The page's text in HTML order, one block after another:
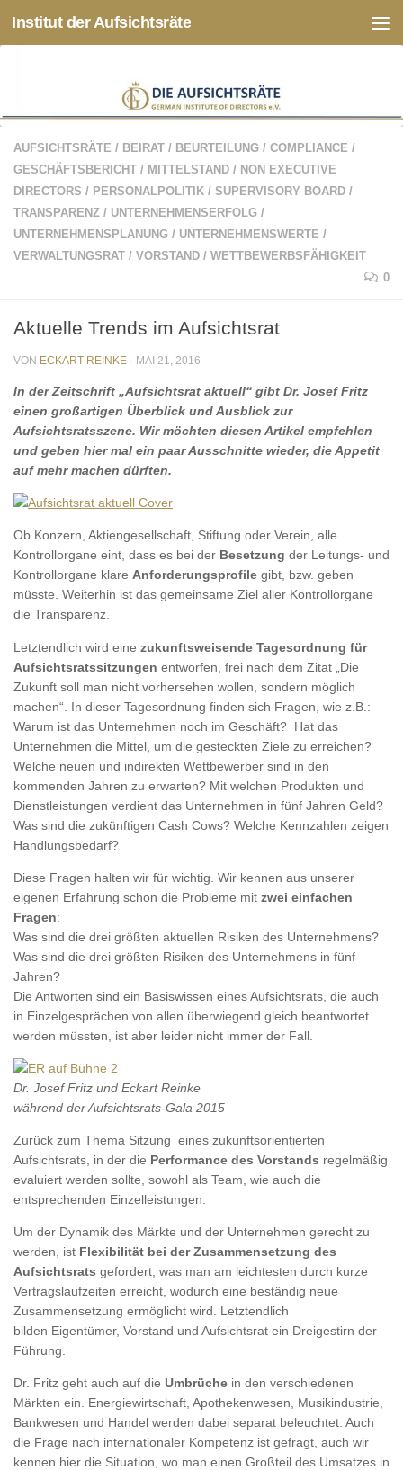
Zum Inhalt springen
Institut der Aufsichtsräte
AUFSICHTSRÄTE / BEIRAT / BEURTEILUNG / COMPLIANCE /
GESCHÄFTSBERICHT / MITTELSTAND / NON EXECUTIVE
DIRECTORS / PERSONALPOLITIK / SUPERVISORY BOARD /
TRANSPARENZ / UNTERNEHMENSERFOLG /
UNTERNEHMENSPLANUNG / UNTERNEHMENSWERTE /
VERWALTUNGSRAT / VORSTAND / WETTBEWERBSFÄHIGKEIT
0
Aktuelle Trends im Aufsichtsrat
VON ECKART REINKE · MAI 21, 2016
In der Zeitschrift „Aufsichtsrat aktuell“ gibt Dr. Josef Fritz
einen großartigen Überblick und Ausblick zur
Aufsichtsratsszene. Wir möchten diesen Artikel empfehlen
und geben hier mal ein paar Ausschnitte wieder, die Appetit
auf mehr machen dürften.
Ob Konzern, Aktiengesellschaft, Stiftung oder Verein, alle
Kontrollorgane eint, dass es bei der Besetzung der Leitungs- und
Kontrollorgane klare Anforderungsprofile gibt, bzw. geben
müsste. Weiterhin ist das gemeinsame Ziel aller Kontrollorgane
die Transparenz.
Letztendlich wird eine zukunftsweisende Tagesordnung für
Aufsichtsratssitzungen entworfen, frei nach dem Zitat „Die
Zukunft soll man nicht vorhersehen wollen, sondern möglich
machen“. In dieser Tagesordnung finden sich Fragen, wie z.B.:
Warum ist das Unternehmen noch im Geschäft? Hat das
Unternehmen die Mittel, um die gesteckten Ziele zu erreichen?
Welche neuen und indirekten Wettbewerber sind in den
kommenden Jahren zu erwarten? Mit welchen Produkten und
Dienstleistungen verdient das Unternehmen in fünf Jahren Geld?
Was sind die zukünftigen Cash Cows? Welche Kennzahlen zeigen
Handlungsbedarf?
Diese Fragen halten wir für wichtig. Wir kennen aus unserer
eigenen Erfahrung schon die Probleme mit zwei einfachen
Fragen:
Was sind die drei größten aktuellen Risiken des Unternehmens?
Was sind die drei größten Risiken des Unternehmens in fünf
Jahren?
Die Antworten sind ein Basiswissen eines Aufsichtsrats, die auch
in Einzelgesprächen von allen überwiegend gleich beantwortet
werden müssten, ist aber leider nicht immer der Fall.
Dr. Josef Fritz und Eckart Reinke
während der Aufsichtsrats-Gala 2015
Zurück zum Thema Sitzung eines zukunftsorientierten
Aufsichtsrats, in der die Performance des Vorstands regelmäßig
evaluiert werden sollte, sowohl als Team, wie auch die
entsprechenden Einzelleistungen.
Um der Dynamik des Märkte und der Unternehmen gerecht zu
werden, ist Flexibilität bei der Zusammensetzung des
Aufsichtsrats gefordert, was man am leichtesten durch kurze
Vertragslaufzeiten erreicht, wodurch eine beständig neue
Zusammensetzung ermöglicht wird. Letztendlich
bilden Eigentümer, Vorstand und Aufsichtsrat ein Dreigestirn der
Führung.
Dr. Fritz geht auch auf die Umbrüche in den verschiedenen
Märkten ein. Energiewirtschaft, Apothekenwesen, Musikindustrie,
Bankwesen und Handel werden dabei separat beleuchtet. Auch
die Frage nach internationaler Kompetenz ist gefragt, auch wir
kennen hier die Situation, wo man einen Großteil des Umsatzes in